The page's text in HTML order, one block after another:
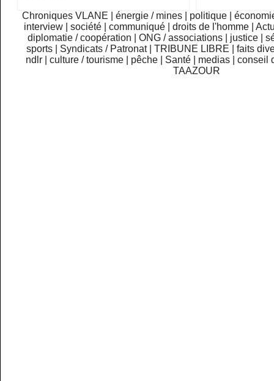
Chroniques VLANE énergie / mines politique
interview
|société |communiqué |droits de l'homme |
diplomatie / coopération
ONG / associations justice
sports
Syndicats / Patronat TRIBUNE LIBRE
faits
ndlr
|culture / tourisme pêche Santé medias |conseil
TAAZOUR